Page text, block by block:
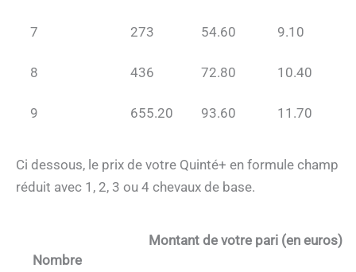
7 273 54.60 9.10
8 436 72.80 10.40
9 655.20 93.60 11.70
Ci dessous, le prix de votre Quinté+ en formule champ
réduit avec 1, 2, 3 ou 4 chevaux de base.
Nombre
Montant de votre pari (en euros)